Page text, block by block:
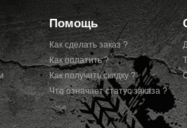
Помощь
Как сделать заказ ?
Как оплатить ?
Как получить скидку ?
Что означает статус заказа ?